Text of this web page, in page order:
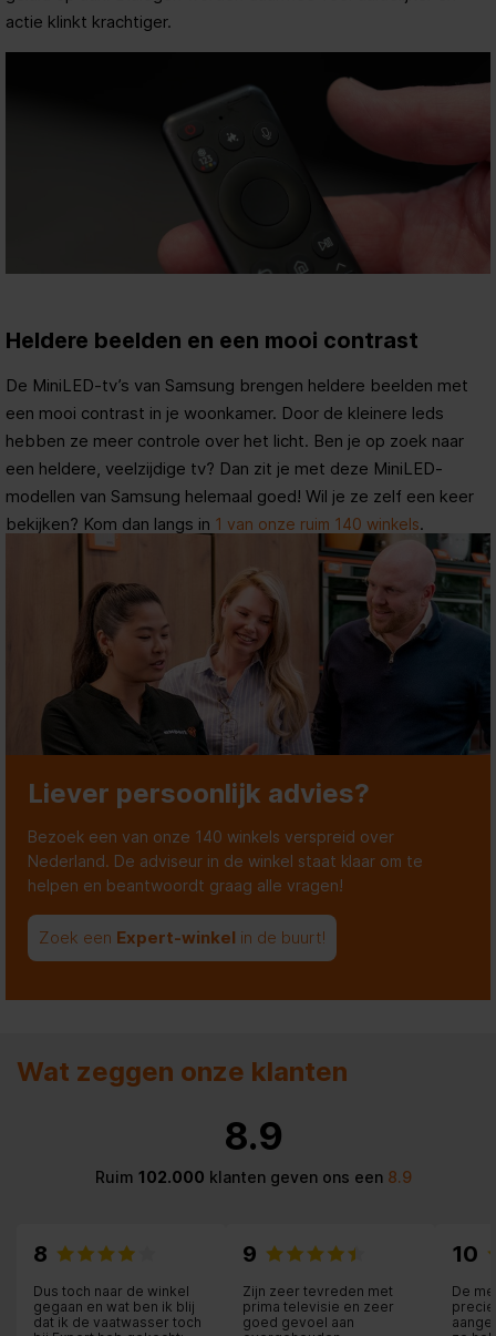
actie klinkt krachtiger.
Heldere beelden en een mooi contrast
De MiniLED-tv’s van Samsung brengen heldere beelden met
een mooi contrast in je woonkamer. Door de kleinere leds
hebben ze meer controle over het licht. Ben je op zoek naar
een heldere, veelzijdige tv? Dan zit je met deze MiniLED-
modellen van Samsung helemaal goed! Wil je ze zelf een keer
bekijken? Kom dan langs in 1 van onze ruim 140 winkels.
Liever persoonlijk advies?
Bezoek een van onze 140 winkels verspreid over
Nederland. De adviseur in de winkel staat klaar om te
helpen en beantwoordt graag alle vragen!
Zoek een Expert-winkel in de buurt!
Wat zeggen onze klanten
8.9
Ruim 102.000 klanten geven ons een8.9
8
Dus toch naar de winkel
gegaan en wat ben ik blij
dat ik de vaatwasser toch
9
Zijn zeer tevreden met
prima televisie en zeer
goed gevoel aan
10
De